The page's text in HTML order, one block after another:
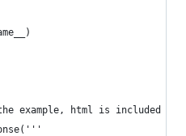
example, html is included